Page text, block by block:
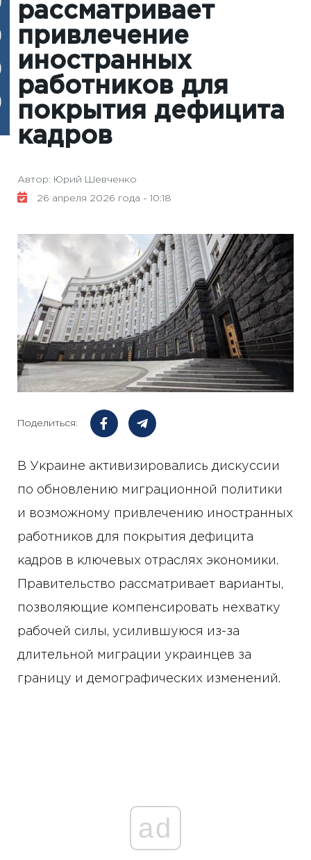
рассматривает
привлечение
иностранных
работников для
покрытия дефицита
кадров
Автор: Юрий Шевченко
26 апреля 2026 года - 10:18
Поделиться:
В Украине активизировались дискуссии
по обновлению миграционной политики
и возможному привлечению иностранных
работников для покрытия дефицита
кадров в ключевых отраслях экономики.
Правительство рассматривает варианты,
позволяющие компенсировать нехватку
рабочей силы, усилившуюся из-за
длительной миграции украинцев за
границу и демографических изменений.
ad